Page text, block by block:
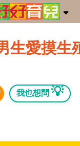
生愛摸生
我也想問 💡